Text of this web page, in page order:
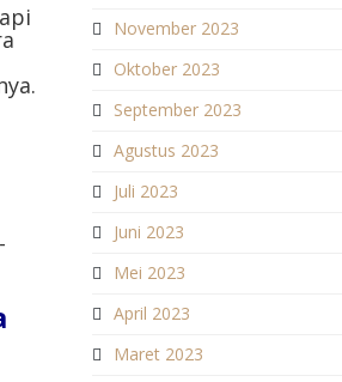
November 2023
Oktober 2023
September 2023
Agustus 2023
Juli 2023
Juni 2023
Mei 2023
April 2023
Maret 2023